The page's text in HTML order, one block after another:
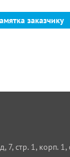
заказчику
7, стр. 1, корп.